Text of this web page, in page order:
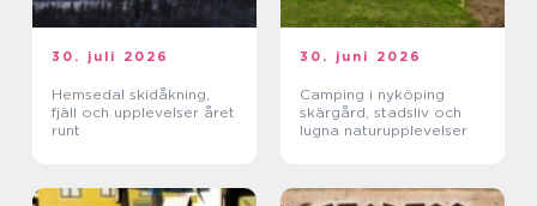
30. juli 2026
Hemsedal skidåkning,
fjäll och upplevelser året
runt
30. juni 2026
Camping i nyköping
skärgård, stadsliv och
lugna naturupplevelser